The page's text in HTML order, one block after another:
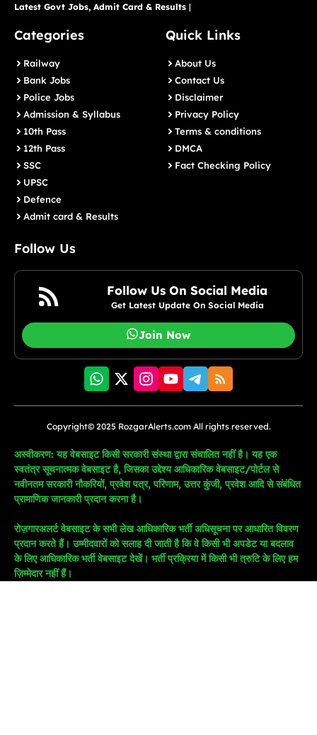
Latest Govt Jobs, Admit Card & Results |
Categories
Railway
Bank Jobs
Police Jobs
Admission & Syllabus
10th Pass
12th Pass
SSC
UPSC
Defence
Admit card & Results
Quick Links
About Us
Contact Us
Disclaimer
Privacy Policy
Terms & conditions
DMCA
Fact Checking Policy
Follow Us
Follow Us On Social Media
Get Latest Update On Social Media
Join Now
Copyright© 2025 RozgarAlerts.com All rights reserved.
अस्वीकरण: यह वेबसाइट किसी सरकारी संस्था द्वारा संचालित नहीं है। यह एक
स्वतंत्र सूचनात्मक वेबसाइट है, जिसका उद्देश्य आधिकारिक वेबसाइट/पोर्टल से
नवीनतम सरकारी नौकरियों, प्रवेश पत्र, परिणाम, उत्तर कुंजी, प्रवेश आदि से संबंधित
प्रामाणिक जानकारी प्रदान करना है।
रोज़गारअलर्ट वेबसाइट के सभी लेख आधिकारिक भर्ती अधिसूचना पर आधारित विवरण
प्रदान करते हैं। उम्मीदवारों को सलाह दी जाती है कि वे किसी भी अपडेट या बदलाव
के लिए आधिकारिक भर्ती वेबसाइट देखें। भर्ती प्रक्रिया में किसी भी त्रुटि के लिए हम
ज़िम्मेदार नहीं हैं।